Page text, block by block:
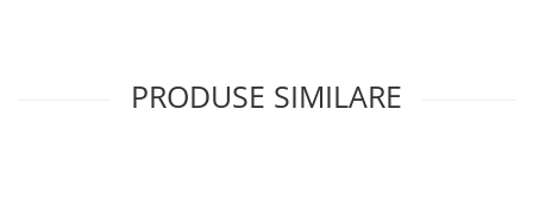
PRODUSE SIMILARE